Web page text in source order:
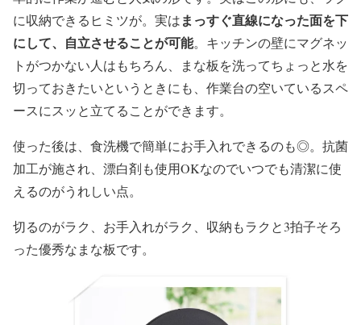
に収納できるヒミツが。実はまっすぐ直線になった面を下
にして、自立させることが可能。キッチンの壁にマグネッ
トがつかない人はもちろん、まな板を洗ってちょっと水を
切っておきたいというときにも、作業台の空いているスペ
ースにスッと立てることができます。
使った後は、食洗機で簡単にお手入れできるのも◎。抗菌
加工が施され、漂白剤も使用OKなのでいつでも清潔に使
えるのがうれしい点。
切るのがラク、お手入れがラク、収納もラクと3拍子そろ
った優秀なまな板です。